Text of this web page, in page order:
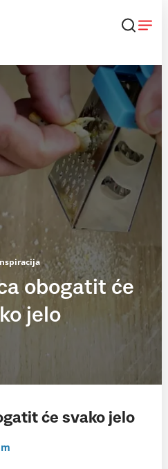
obogatit će
jelo
će svako jelo